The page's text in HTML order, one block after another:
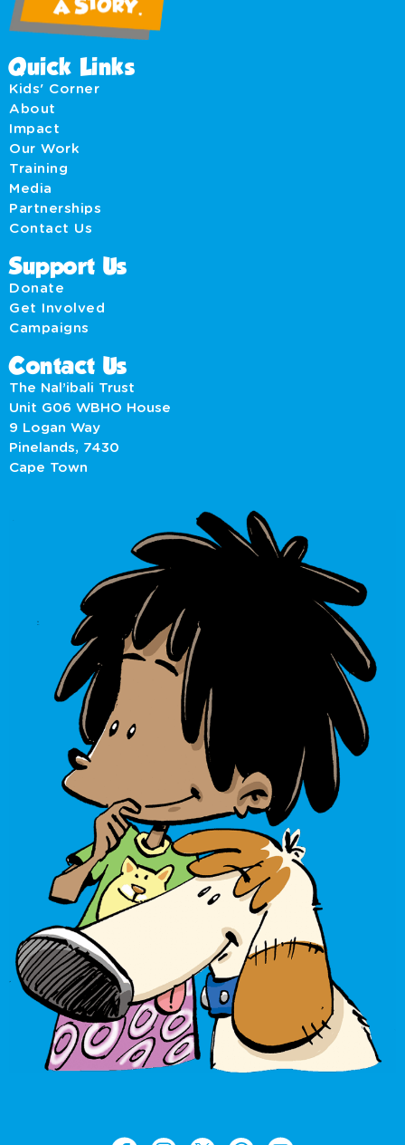
Quick Links
Kids' Corner
About
Impact
Our Work
Training
Media
Partnerships
Contact Us
Support Us
Donate
Get Involved
Campaigns
Contact Us
The Nal’ibali Trust
Unit G06 WBHO House
9 Logan Way
Pinelands, 7430
Cape Town